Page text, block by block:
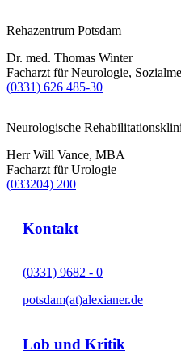
Rehazentrum Potsdam
Dr. med. Thomas Winter
Facharzt für Neurologie,
(0331) 626 485-30
Neurologische
Herr Will Vance, MBA
Facharzt für Urologie
(033204) 200
Kontakt
(0331) 9682 - 0
potsdam(at)alexianer.de
Lob und Kritik